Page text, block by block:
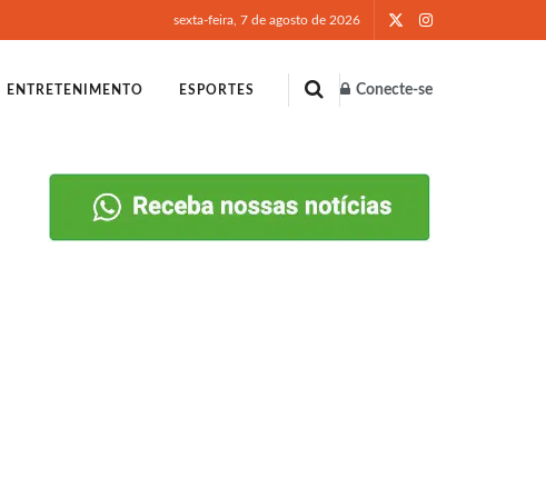
sexta-feira, 7 de agosto de 2026
ENTRETENIMENTO ESPORTES Conecte-se